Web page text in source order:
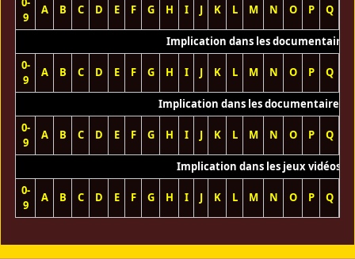
9
A B C D E F G H I J K L M N O P Q
Implication dans les documentaires
0-
9
A B C D E F G H I J K L M N O P Q
Implication dans les documentaires
0-
9
A B C D E F G H I J K L M N O P Q
Implication dans les jeux vidéos
0-
9
A B C D E F G H I J K L M N O P Q